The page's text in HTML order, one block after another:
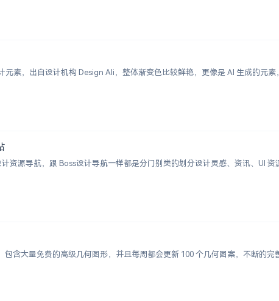
素，出自设计机构 Design Ali，整体渐变色比较鲜艳，更像是 AI 生成的元素
资源导航，跟 Boss设计导航一样都是分门别类的划分设计灵感、资讯、UI
含大量免费的高级几何图形，并且每周都会更新 100 个几何图案，不断的